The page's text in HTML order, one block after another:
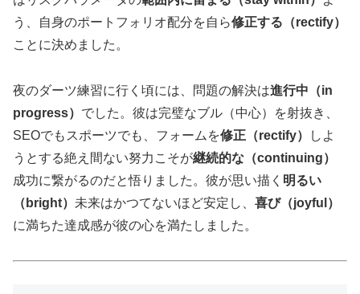
う、自身のポートフォリオ配分を自ら修正する（rectify）
ことに決めました。
夜のダーツ練習に行く頃には、問題の解決は進行中（in
progress） でした。彼は完璧なブル（中心）を射抜き、
SEOでもスポーツでも、フォームを修正（rectify）
しよ
うとする絶え間ない努力こそが継続的な（continuing）
成功に繋がるのだと悟りました。彼が思い描く 明るい
（bright） 未来はかつてないほど安定し、 喜び（joyful）
に満ちた達成感が彼の心を満たしました。